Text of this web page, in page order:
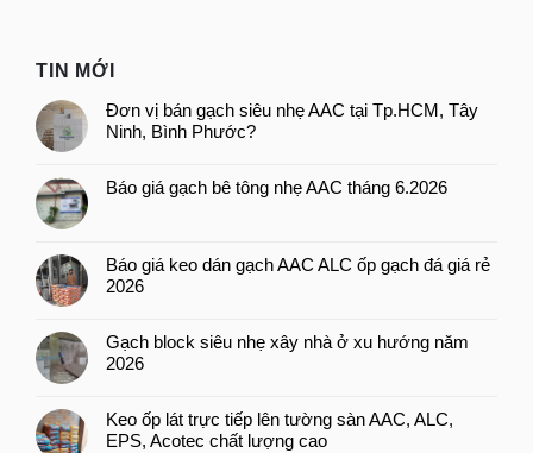
TIN MỚI
Đơn vị bán gạch siêu nhẹ AAC tại Tp.HCM, Tây
Ninh, Bình Phước?
Báo giá gạch bê tông nhẹ AAC tháng 6.2026
Báo giá keo dán gạch AAC ALC ốp gạch đá giá rẻ
2026
Gạch block siêu nhẹ xây nhà ở xu hướng năm
2026
Keo ốp lát trực tiếp lên tường sàn AAC, ALC,
EPS, Acotec chất lượng cao